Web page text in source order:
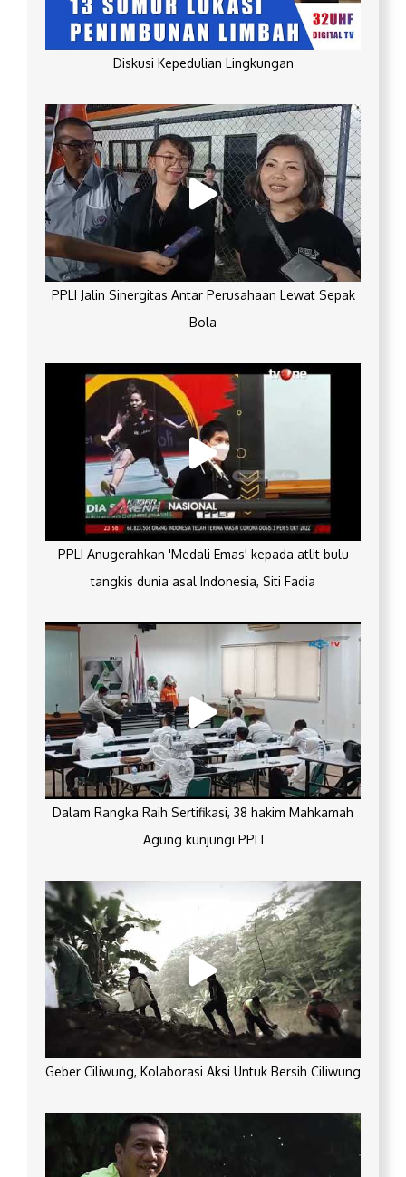
Diskusi Kepedulian Lingkungan
PPLI Jalin Sinergitas Antar Perusahaan Lewat Sepak
Bola
PPLI Anugerahkan 'Medali Emas' kepada atlit bulu
tangkis dunia asal Indonesia, Siti Fadia
Dalam Rangka Raih Sertifikasi, 38 hakim Mahkamah
Agung kunjungi PPLI
Geber Ciliwung, Kolaborasi Aksi Untuk Bersih Ciliwung